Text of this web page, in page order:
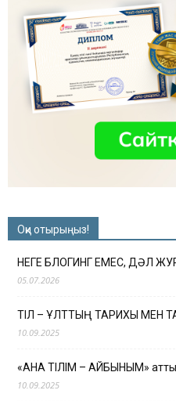
Оқи отырыңыз!
НЕГЕ БЛОГИНГ ЕМЕС, ДӘЛ
05.07.2026
ТІЛ – ҰЛТТЫҢ ТАРИХЫ МЕН
10.09.2025
«АНА ТІЛІМ – АЙБЫНЫМ» атты
10.09.2025